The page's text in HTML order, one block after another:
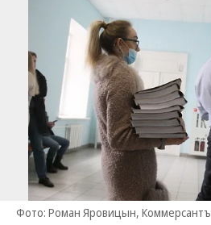
Фото: Роман Яровицын, Коммерсантъ